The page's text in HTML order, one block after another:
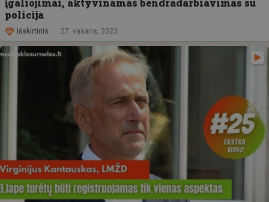
policija
Išskirtinis 27. vasaris, 2023